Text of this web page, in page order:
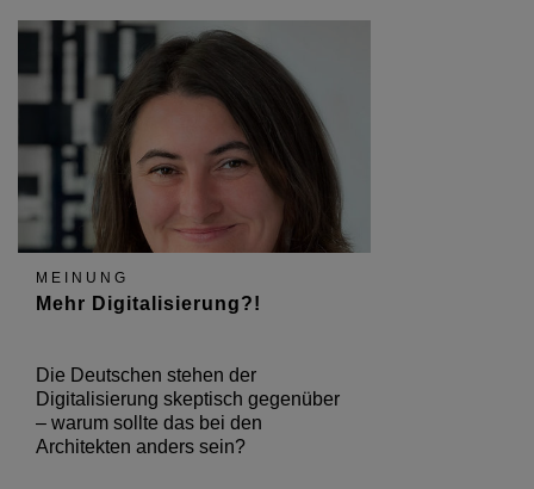
MEINUNG
Mehr Digitalisierung?!
Die Deutschen stehen der
Digitalisierung skeptisch gegenüber
– warum sollte das bei den
Architekten anders sein?